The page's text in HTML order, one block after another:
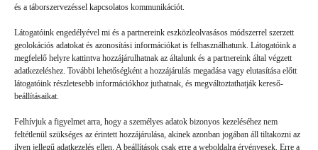
és a táborszervezéssel kapcsolatos kommunikációt.
Látogatóink engedélyével mi és a partnereink eszközleolvasásos módszerrel szerzett
geolokációs adatokat és azonosítási információkat is felhasználhatunk. Látogatóink a
megfelelő helyre kattintva hozzájárulhatnak az általunk és a partnereink által végzett
adatkezeléshez. További lehetőségként a hozzájárulás megadása vagy elutasítása előtt
látogatóink részletesebb információkhoz juthatnak, és megváltoztathatják kereső-
beállításaikat.
Felhívjuk a figyelmet arra, hogy a személyes adatok bizonyos kezeléséhez nem
feltétlenül szükséges az érintett hozzájárulása, akinek azonban jogában áll tiltakozni az
ilyen jellegű adatkezelés ellen. A beállítások csak erre a weboldalra érvényesek. Erre a
Volt gyors megoldás
GYEREKSZEM
B. L. élményei: Ha valaki rosszul lett, vagy valami gondja
akadt, a mókusok azonnal segítettek. (Ebben a táborban a